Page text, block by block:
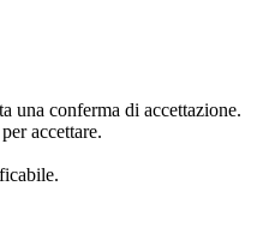
una conferma di accettazione.
accettare.